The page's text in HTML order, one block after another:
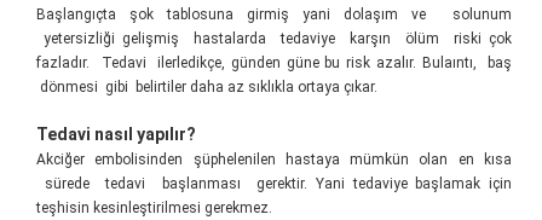
Başlangıçta şok tablosuna girmiş yani dolaşım ve solunum
yetersizliği gelişmiş hastalarda tedaviye karşın ölüm riski çok
fazladır. Tedavi ilerledikçe, günden güne bu risk azalır. Bulaıntı, baş
dönmesi gibi belirtiler daha az sıklıkla ortaya çıkar.
Tedavi nasıl yapılır?
Akciğer embolisinden şüphelenilen hastaya mümkün olan en kısa
sürede tedavi başlanması gerektir. Yani tedaviye başlamak için
teşhisin kesinleştirilmesi gerekmez.